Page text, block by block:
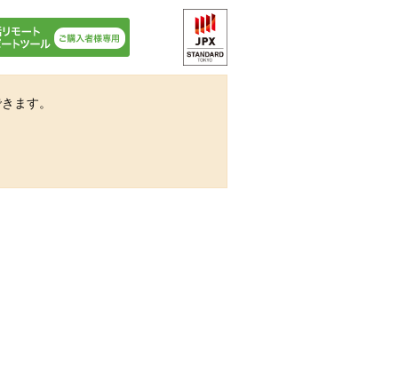
ます。